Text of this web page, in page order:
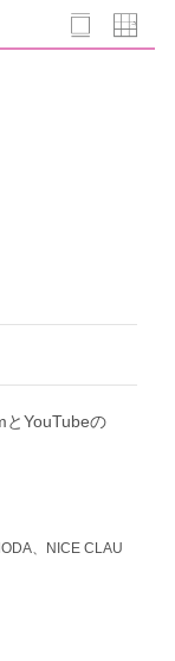
とYouTubeの
、NICE CLAU